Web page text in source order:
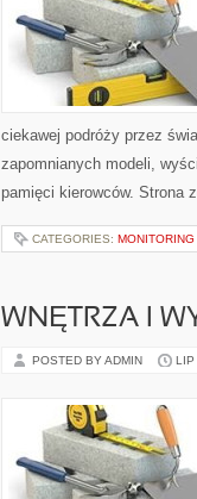
ciekawej podróży przez
zapomnianych modeli,
pamięci kierowców. Strona
CATEGORIES:
WNĘTRZA I
POSTED BY ADMIN LIP